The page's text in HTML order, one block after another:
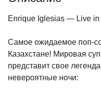
Enrique Iglesias — Live
Самое ожидаемое поп-
Казахстане! Мировая
представит свое
невероятные ночи: